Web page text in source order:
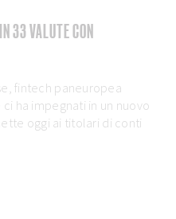
33 VALUTE CON
fintech paneuropea
ha impegnati in un nuovo
oggi ai titolari di conti